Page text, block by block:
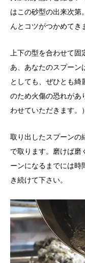
はこの砂型の出来次第
んとコツがつかめてき
上下の型を合わせて固
あ、あなたのスプーン
としても、ぜひとも綺
のため火傷の恐れがあ
わせていただきます。）
取り出したスプーンの
で取ります。磨けば磨
ーンになるまでには時
き続けて下さい。